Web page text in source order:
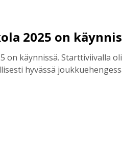
2025 on
on käynnissä. Starttiviivalla
hyvässä